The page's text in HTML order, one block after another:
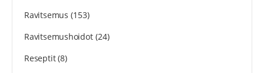
Ravitsemus (153)
Ravitsemushoidot(24)
Reseptit(8)